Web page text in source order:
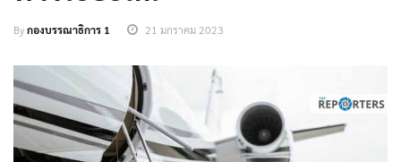
Byกองบรรณาธิการ 1 21 มกราคม 2023